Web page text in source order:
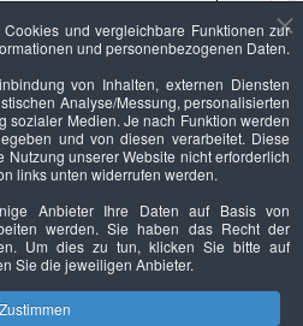
an diesem Datum
an diesem Datum
an diesem Datum
an diesem Datum
und vergleichbare Funktionen zur
und personenbezogenen Daten.
von Inhalten, externen Diensten
Analyse/Messung, personalisierten
sozialer Medien. Je nach Funktion werden
und von diesen verarbeitet. Diese
unserer Website nicht erforderlich
links unten widerrufen werden.
Anbieter Ihre Daten auf Basis von
werden. Sie haben das Recht der
Um dies zu tun, klicken Sie bitte auf
Sie die jeweiligen Anbieter.
Zustimmen